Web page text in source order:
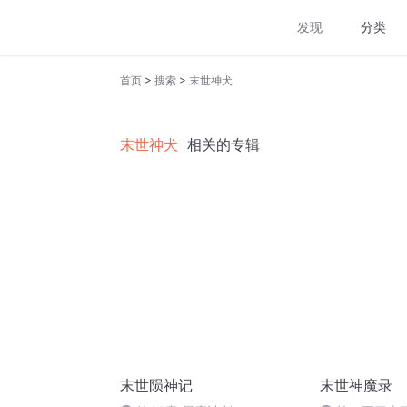
发现 分类
首页 > 搜索 > 末世神犬
末世神犬 相关的专辑
末世陨神记 末世神魔录